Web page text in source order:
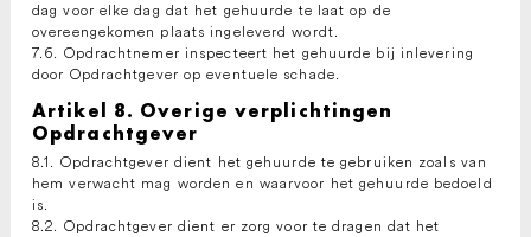
dag voor elke dag dat het gehuurde te laat op de
overeengekomen plaats ingeleverd wordt.
7.6. Opdrachtnemer inspecteert het gehuurde bij inlevering
door Opdrachtgever op eventuele schade.
Artikel 8. Overige verplichtingen
Opdrachtgever
8.1. Opdrachtgever dient het gehuurde te gebruiken zoals van
hem verwacht mag worden en waarvoor het gehuurde bedoeld
is.
8.2. Opdrachtgever dient er zorg voor te dragen dat het